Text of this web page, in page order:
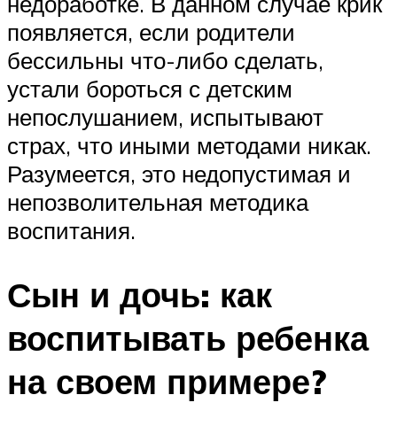
появляется, если родители
бессильны что-либо сделать,
устали бороться с детским
непослушанием, испытывают
страх, что иными методами никак.
Разумеется, это недопустимая и
непозволительная методика
воспитания.
Сын и дочь: как
воспитывать ребенка
на своем примере?